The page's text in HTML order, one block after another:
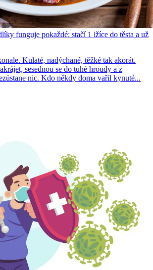
funguje pokaždé: stačí 1 lžíce do těsta a už
Kulaté, nadýchané, těžké tak akorát.
sesednou se do tuhé hroudy a z
nic. Kdo někdy doma vařil kynuté...